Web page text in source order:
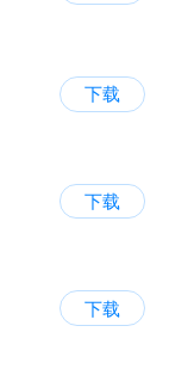
下载
下载
下载